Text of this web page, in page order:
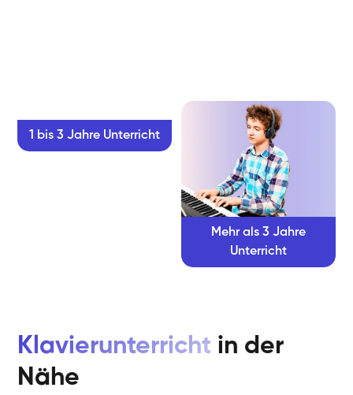
1 bis 3 Jahre Unterricht
Mehr als 3 Jahre
Unterricht
Klavierunterricht in der
Nähe